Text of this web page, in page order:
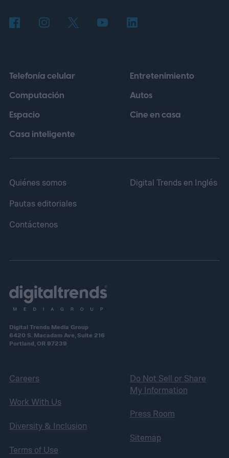
idea tenía un brillo irresistible.
Telefonía celular
Computación
Espacio
Casa inteligente
Entretenimiento
Autos
Cine en casa
Quiénes somos
Pautas editoriales
Contáctenos
Digital Trends en Inglés
Digital Trends Media Group
6420 S. Macadam Ave, Suite 216
Portland, OR 97239
Careers
Work With Us
Diversity & Inclusion
Terms of Use
Do Not Sell or Share
My Information
Press Room
Sitemap